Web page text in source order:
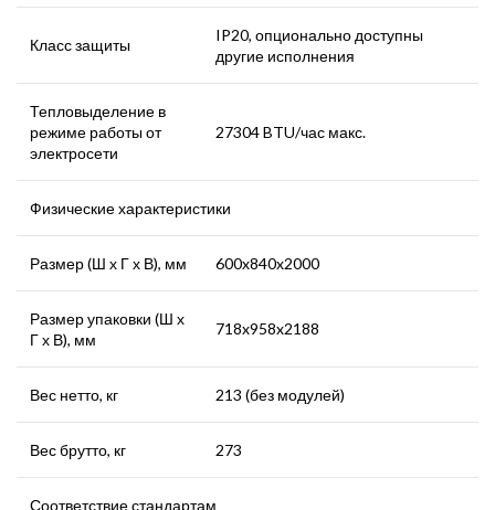
Класс защиты
IP20, опционально доступны
другие исполнения
Тепловыделение в
режиме работы от
электросети
27304 BTU/час макс.
Физические характеристики
Размер (Ш х Г х В), мм 600x840x2000
Размер упаковки (Ш х
Г х В), мм
718x958x2188
Вес нетто, кг 213 (без модулей)
Вес брутто, кг 273
Соответствие стандартам